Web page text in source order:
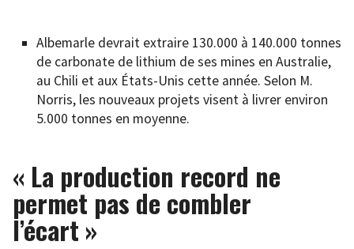
Albemarle devrait extraire 130.000 à 140.000 tonnes
de carbonate de lithium de ses mines en Australie,
au Chili et aux États-Unis cette année. Selon M.
Norris, les nouveaux projets visent à livrer environ
5.000 tonnes en moyenne.
« La production record ne
permet pas de combler
l’écart »